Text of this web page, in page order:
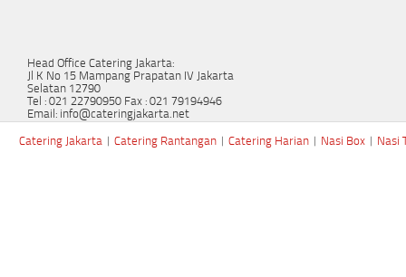
Head Office Catering Jakarta:
Jl K No 15 Mampang Prapatan IV Jakarta
Selatan 12790
Tel : 021 22790950 Fax : 021 79194946
Email: info@cateringjakarta.net
Catering Jakarta Catering Rantangan Catering Harian Nasi Box Nasi